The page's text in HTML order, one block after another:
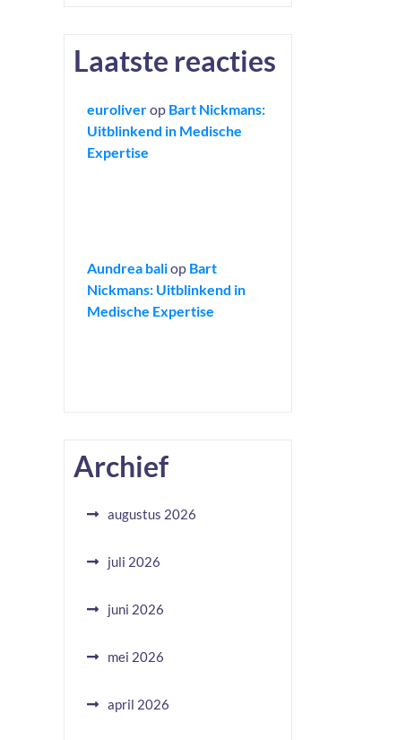
Laatste reacties
euroliverop Bart Nickmans:
Uitblinkend in Medische
Expertise
Aundrea baliop Bart
Nickmans: Uitblinkend in
Medische Expertise
Archief
augustus 2026
juli 2026
juni 2026
mei 2026
april 2026